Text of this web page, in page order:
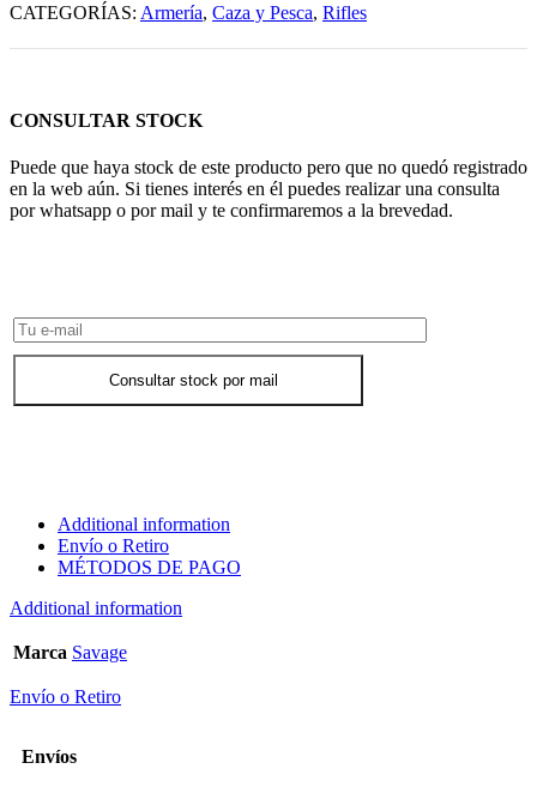
CATEGORÍAS: Armería, Caza y Pesca, Rifles
CONSULTAR STOCK
Puede que haya stock de este producto pero que no quedó registrado
en la web aún. Si tienes interés en él puedes realizar una consulta
por whatsapp o por mail y te confirmaremos a la brevedad.
Consultar stock por mail
Additional information
Envío o Retiro
MÉTODOS DE PAGO
Additional information
Marca Savage
Envío o Retiro
Envíos